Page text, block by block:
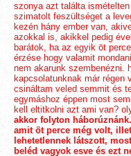
szonya azt találta
szimatolt feszültséget a
kezén hány ember van,
azokkal is, akikkel pedig
barátok, ha az egyik öt
érzése hogy valamit
nem akarunk szembenézni.
kapcsolatunknak már régen
csináltam veled semmit és
egymáshoz éppen most
kell eltitkolni azt ami van?
akkor folyton
amit öt perce még volt,
lehetetlennek látszott,
beléd vagyok esve és ezt